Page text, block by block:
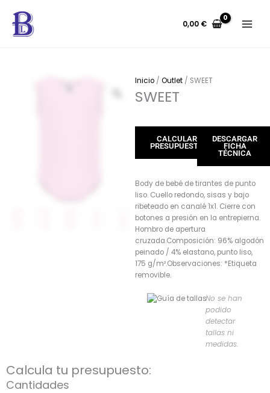
contenido
0,00 €
Inicio / Outlet / SWEET
SWEET
CALCULAR
PRESUPUESTO
DESCARGAR
FICHA
TÉCNICA
Body de bebé de tirantes de punto
liso. Cuello redondo, sisas y bajo
ribeteado en canalé 1x1. Cierre con
botones a presión en la entrepierna.
Hombro de apertura
cruzada.Composición: 96% algodón
peinado / 4% elastano, punto liso,
175 g/m².Observaciones: *Etiqueta
removible.
No se han
podido
detectar
tallas ni
medidas.
Calcula tu presupuesto:
Cantidades